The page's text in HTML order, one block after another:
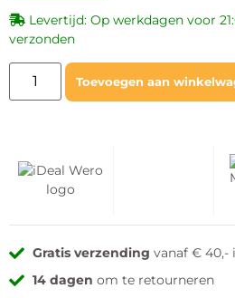
Levertijd: Op werkdagen voor
verzonden
Toevoegen aan
Gratis verzending vanaf € 40,-
14 dagen om te retourneren